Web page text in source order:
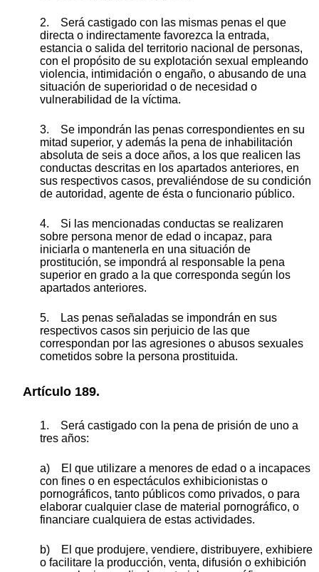
2. Será castigado con las mismas penas el que
directa o indirectamente favorezca la entrada,
estancia o salida del territorio nacional de personas,
con el propósito de su explotación sexual empleando
violencia, intimidación o engaño, o abusando de una
situación de superioridad o de necesidad o
vulnerabilidad de la víctima.
3. Se impondrán las penas correspondientes en su
mitad superior, y además la pena de inhabilitación
absoluta de seis a doce años, a los que realicen las
conductas descritas en los apartados anteriores, en
sus respectivos casos, prevaliéndose de su condición
de autoridad, agente de ésta o funcionario público.
4. Si las mencionadas conductas se realizaren
sobre persona menor de edad o incapaz, para
iniciarla o mantenerla en una situación de
prostitución, se impondrá al responsable la pena
superior en grado a la que corresponda según los
apartados anteriores.
5. Las penas señaladas se impondrán en sus
respectivos casos sin perjuicio de las que
correspondan por las agresiones o abusos sexuales
cometidos sobre la persona prostituida.
Artículo 189.
1. Será castigado con la pena de prisión de uno a
tres años:
a) El que utilizare a menores de edad o a incapaces
con fines o en espectáculos exhibicionistas o
pornográficos, tanto públicos como privados, o para
elaborar cualquier clase de material pornográfico, o
financiare cualquiera de estas actividades.
b) El que produjere, vendiere, distribuyere, exhibiere
o facilitare la producción, venta, difusión o exhibición